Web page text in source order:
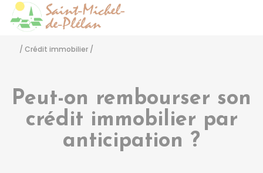
/ Crédit immobilier /
Peut-on rembourser son
crédit immobilier par
anticipation ?